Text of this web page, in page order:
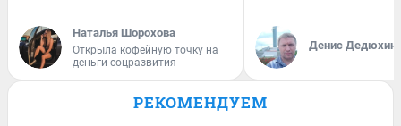
Наталья Шорохова
Открыла кофейную точку на
деньги соцразвития
Денис Дедюхин
РЕКОМЕНДУЕМ